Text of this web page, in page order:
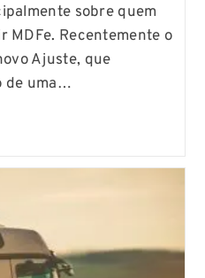
sobre quem
MDFe. Recentemente o
Ajuste, que
de uma…